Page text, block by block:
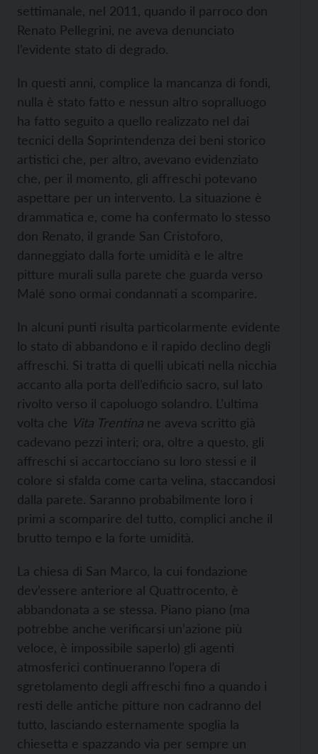
settimanale, nel 2011, quando il parroco don
Renato Pellegrini, ne aveva denunciato
l’evidente stato di degrado.
In questi anni, complice la mancanza di fondi,
nulla è stato fatto e nessun altro sopralluogo
ha fatto seguito a quello realizzato nel dai
tecnici della Soprintendenza dei beni storico
artistici che, per altro, avevano evidenziato
che, per il momento, gli affreschi potevano
aspettare per un intervento. La situazione è
drammatica e, come ha confermato lo stesso
don Renato, il grande San Cristoforo,
danneggiato dalla forte umidità e le altre
pitture murali sulla parete che guarda verso
Malé sono ormai condannati a scomparire.
In alcuni punti risulta particolarmente evidente
lo stato di abbandono e il rapido declino degli
affreschi. Si tratta di quelli ubicati nella nicchia
accanto alla porta dell’edificio sacro, sul lato
rivolto verso il capoluogo solandro. L’ultima
volta che Vita Trentina ne aveva scritto già
cadevano pezzi interi; ora, oltre a questo, gli
affreschi si accartocciano su loro stessi e il
colore si sfalda come carta velina, staccandosi
dalla parete. Saranno probabilmente loro i
primi a scomparire del tutto, complici anche il
brutto tempo e la forte umidità.
La chiesa di San Marco, la cui fondazione
dev’essere anteriore al Quattrocento, è
abbandonata a se stessa. Piano piano (ma
potrebbe anche verificarsi un’azione più
veloce, è impossibile saperlo) gli agenti
atmosferici continueranno l’opera di
sgretolamento degli affreschi fino a quando i
resti delle antiche pitture non cadranno del
tutto, lasciando esternamente spoglia la
chiesetta e spazzando via per sempre un